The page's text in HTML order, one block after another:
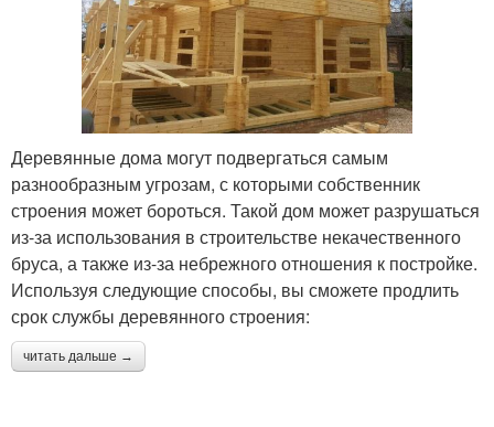
Деревянные дома могут подвергаться самым
разнообразным угрозам, с которыми собственник
строения может бороться. Такой дом может разрушаться
из-за использования в строительстве некачественного
бруса, а также из-за небрежного отношения к постройке.
Используя следующие способы, вы сможете продлить
срок службы деревянного строения:
читать дальше →